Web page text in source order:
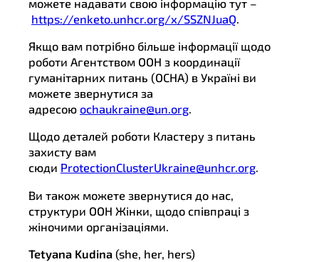
можете надавати свою інформацію тут –
https://enketo.unhcr.org/x/SSZNJuaQ
Якщо вам потрібно більше інформації щодо
роботи Агентством ООН з координації
гуманітарних питань (OCHA) в Україні ви
можете звернутися за
адресою ochaukraine@un.org.
Щодо деталей роботи Кластеру з питань
захисту вам
сюди ProtectionClusterUkraine@unhcr.org.
Ви також можете звернутися до нас,
структури ООН Жінки, щодо співпраці з
жіночими організаціями.
Tetyana Kudina (she, her, hers)